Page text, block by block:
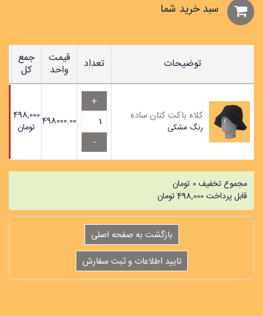
سبد خريد شما
توضیحات تعداد قیمت
واحد
جمع
کل
کلاه باکت کتان ساده
رنگ مشکی 498000.00
498,000
تومان
مجموع تخفیف0 تومان
قابل پرداخت498,000 تومان